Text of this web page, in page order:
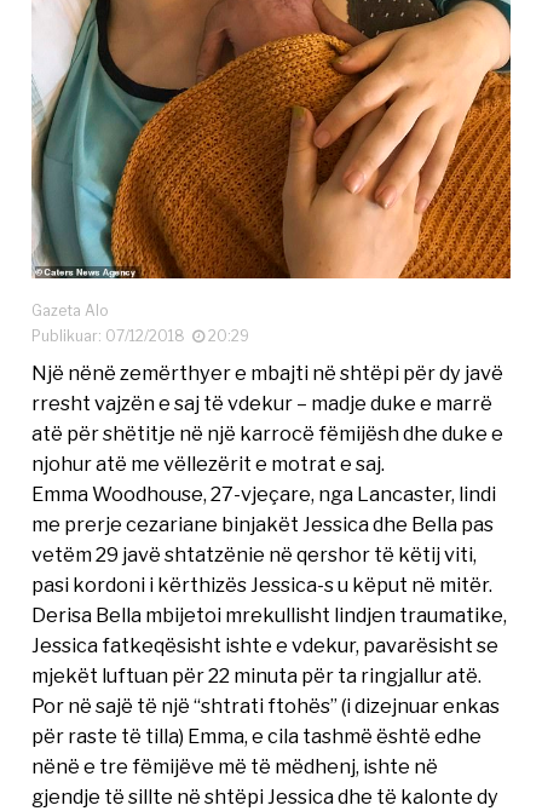
Gazeta Alo
Publikuar: 07/12/2018
20:29
Një nënë zemërthyer e mbajti në shtëpi për dy javë
rresht vajzën e saj të vdekur – madje duke e marrë
atë për shëtitje në një karrocë fëmijësh dhe duke e
njohur atë me vëllezërit e motrat e saj.
Emma Woodhouse, 27-vjeçare, nga Lancaster, lindi
me prerje cezariane binjakët Jessica dhe Bella pas
vetëm 29 javë shtatzënie në qershor të këtij viti,
pasi kordoni i kërthizës Jessica-s u këput në mitër.
Derisa Bella mbijetoi mrekullisht lindjen traumatike,
Jessica fatkeqësisht ishte e vdekur, pavarësisht se
mjekët luftuan për 22 minuta për ta ringjallur atë.
Por në sajë të një “shtrati ftohës” (i dizejnuar enkas
për raste të tilla) Emma, e cila tashmë është edhe
nënë e tre fëmijëve më të mëdhenj, ishte në
gjendje të sillte në shtëpi Jessica dhe të kalonte dy